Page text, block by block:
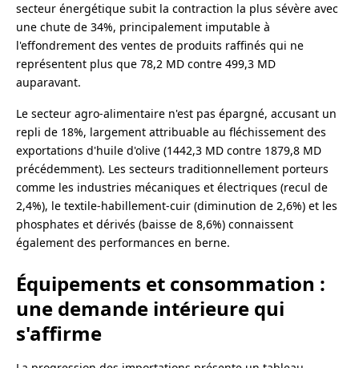
secteur énergétique subit la contraction la plus sévère avec
une chute de 34%, principalement imputable à
l'effondrement des ventes de produits raffinés qui ne
représentent plus que 78,2 MD contre 499,3 MD
auparavant.
Le secteur agro-alimentaire n'est pas épargné, accusant un
repli de 18%, largement attribuable au fléchissement des
exportations d'huile d'olive (1442,3 MD contre 1879,8 MD
précédemment). Les secteurs traditionnellement porteurs
comme les industries mécaniques et électriques (recul de
2,4%), le textile-habillement-cuir (diminution de 2,6%) et les
phosphates et dérivés (baisse de 8,6%) connaissent
également des performances en berne.
Équipements et consommation :
une demande intérieure qui
s'affirme